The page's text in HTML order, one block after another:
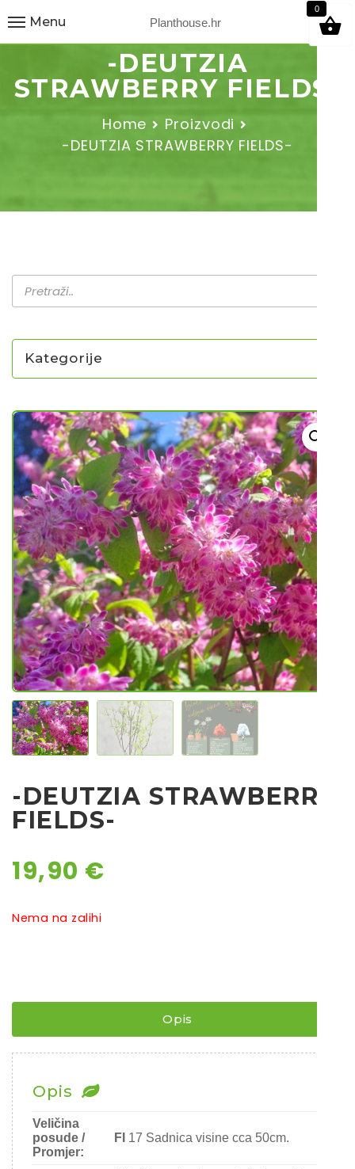
Planthouse.hr
Menu
9
-DEUTZIA
STRAWBERRY FIELDS-
Home
Proizvodi
-DEUTZIA STRAWBERRY FIELDS-
Kategorije
SADNICE
UKRASNO BILJE I TRAJNICE
GRMOVI/DRVEĆE
HIT SEZONE*** VRTNI SLJEZOVI
UKRASNE TRAVE
HORTENZIJE
LJEKOVITO I ZAČINSKO
VOĆE / BOBIČASTO VOĆE
Sjeme
Sjeme povrća
Rajčice
Chili
Ostalo sjeme
-DEUTZIA STRAWBERRY
FIELDS-
19,90 €
Nema na zalihi
Opis
Opis
Veličina
posude /
Promjer:
FI 17 Sadnica visine cca 50cm.
0